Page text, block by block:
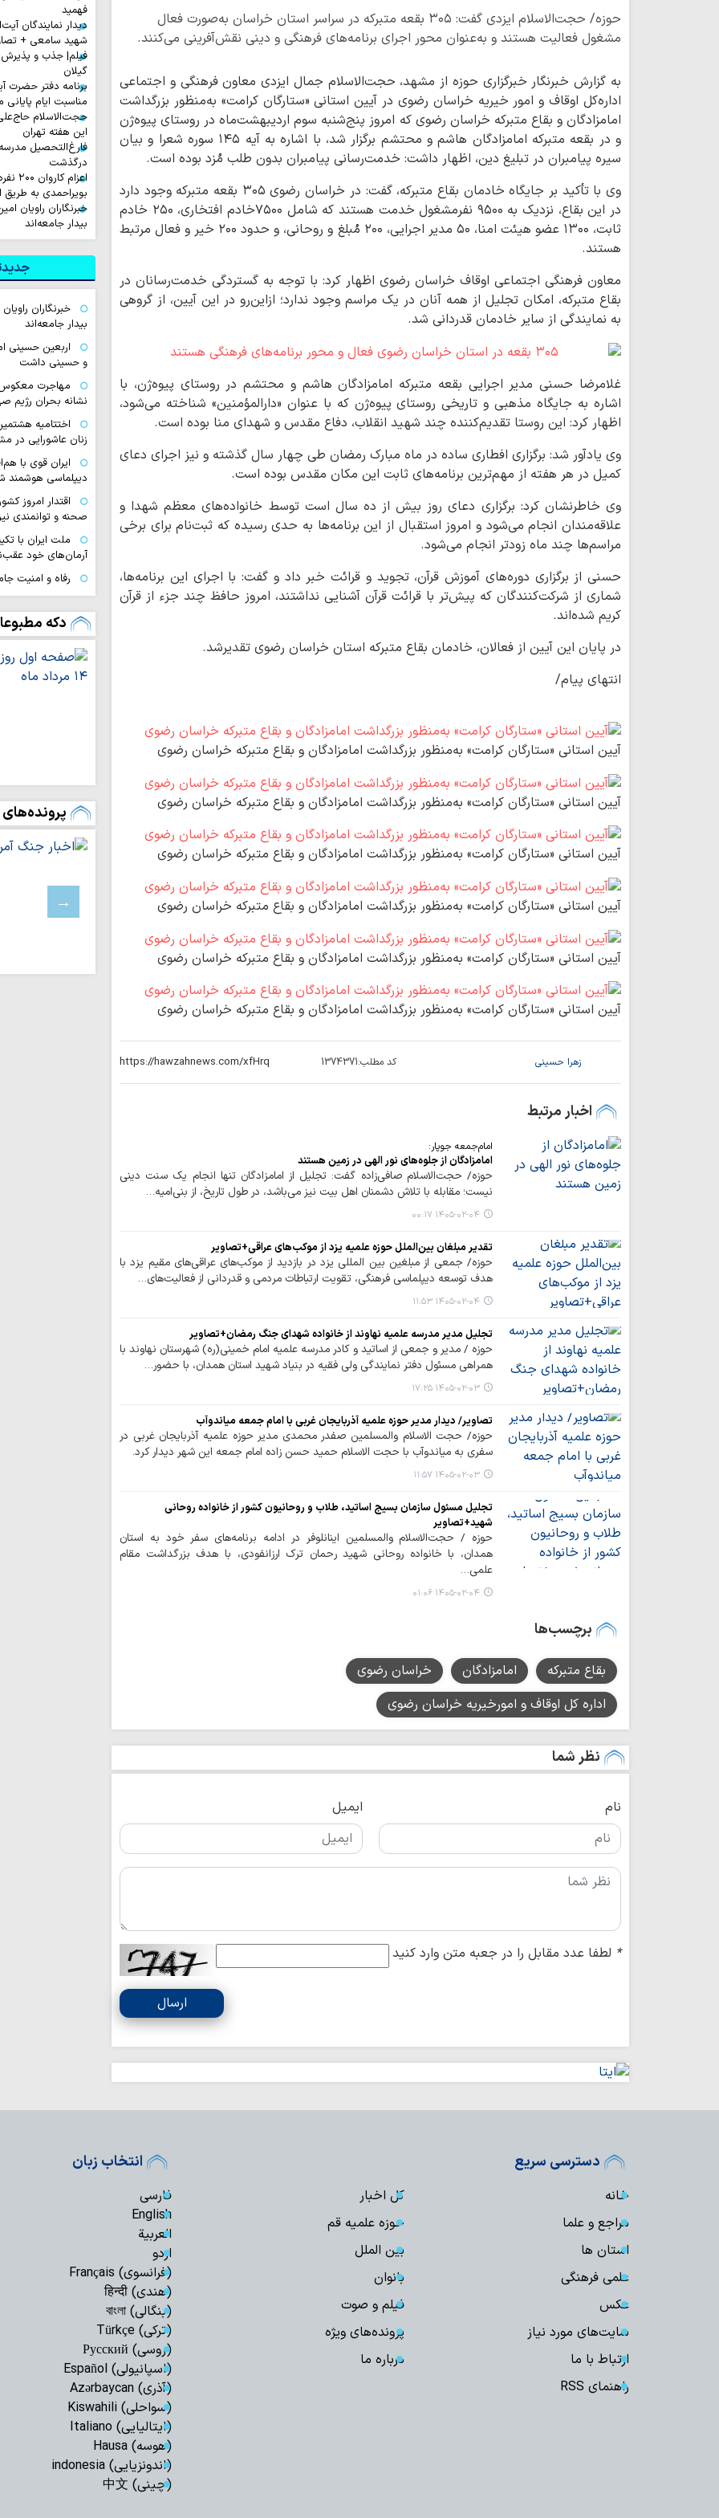
حوزه/ حجت‌الاسلام ایزدی گفت: ۳۰۵ بقعه متبرکه در سراسر استان خراسان به‌صورت فعال
مشغول فعالیت‌ هستند و به‌عنوان محور اجرای برنامه‌های فرهنگی و دینی نقش‌آفرینی می‌کنند.
به گزارش خبرنگار خبرگزاری حوزه از مشهد، حجت‌الاسلام جمال ایزدی معاون فرهنگی و اجتماعی
اداره‌کل اوقاف و امور خیریه خراسان رضوی در آیین استانی «ستارگان کرامت» به‌منظور بزرگداشت
امامزادگان و بقاع متبرکه خراسان رضوی که امروز پنج‌شنبه سوم اردیبهشت‌ماه در روستای پیوه‌ژن
و در بقعه متبرکه امامزادگان هاشم و محتشم برگزار شد، با اشاره به آیه ۱۴۵ سوره شعرا و بیان
سیره پیامبران در تبلیغ دین، اظهار داشت: خدمت‌رسانی پیامبران بدون طلب مُزد بوده است.
وی با تأکید بر جایگاه خادمان بقاع متبرکه، گفت: در خراسان رضوی ۳۰۵ بقعه متبرکه وجود دارد
در این بقاع، نزدیک به ۹۵۰۰ نفرمشغول خدمت‌ هستند که شامل ۷۵۰۰خادم افتخاری، ۲۵۰ خادم
ثابت، ۱۳۰۰ عضو هیئت امنا، ۵۰ مدیر اجرایی، ۲۰۰ مُبلغ و روحانی، و حدود ۲۰۰ خیر و فعال مرتبط
هستند.
معاون فرهنگی اجتماعی اوقاف خراسان رضوی اظهار کرد: با توجه به گستردگی خدمت‌رسانان در
بقاع متبرکه، امکان تجلیل از همه آنان در یک مراسم وجود ندارد؛ ازاین‌رو در این آیین، از گروهی
به نمایندگی از سایر خادمان قدردانی شد.
غلامرضا حسنی مدیر اجرایی بقعه متبرکه امامزادگان هاشم و محتشم در روستای پیوه‌ژن، با
اشاره به جایگاه مذهبی و تاریخی روستای پیوه‌ژن که با عنوان «دارالمؤمنین» شناخته می‌شود،
اظهار کرد: این روستا تقدیم‌کننده چند شهید انقلاب، دفاع مقدس و شهدای منا بوده است.
وی یادآور شد: برگزاری افطاری ساده در ماه مبارک رمضان طی چهار سال گذشته و نیز اجرای دعای
کمیل در هر هفته از مهم‌ترین برنامه‌های ثابت این مکان مقدس بوده است.
وی خاطرنشان کرد: برگزاری دعای روز بیش از ده سال است توسط خانواده‌های معظم شهدا و
علاقه‌مندان انجام می‌شود و امروز استقبال از این برنامه‌ها به حدی رسیده که ثبت‌نام برای برخی
مراسم‌ها چند ماه زودتر انجام می‌شود.
حسنی از برگزاری دوره‌های آموزش قرآن، تجوید و قرائت خبر داد و گفت: با اجرای این برنامه‌ها،
شماری از شرکت‌کنندگان که پیش‌تر با قرائت قرآن آشنایی نداشتند، امروز حافظ چند جزء از قرآن
کریم شده‌اند.
در پایان این آیین از فعالان، خادمان بقاع متبرکه استان خراسان رضوی تقدیرشد.
انتهای پیام/
آیین استانی «ستارگان کرامت» به‌منظور بزرگداشت امامزادگان و بقاع متبرکه خراسان رضوی
آیین استانی «ستارگان کرامت» به‌منظور بزرگداشت امامزادگان و بقاع متبرکه خراسان رضوی
آیین استانی «ستارگان کرامت» به‌منظور بزرگداشت امامزادگان و بقاع متبرکه خراسان رضوی
آیین استانی «ستارگان کرامت» به‌منظور بزرگداشت امامزادگان و بقاع متبرکه خراسان رضوی
آیین استانی «ستارگان کرامت» به‌منظور بزرگداشت امامزادگان و بقاع متبرکه خراسان رضوی
آیین استانی «ستارگان کرامت» به‌منظور بزرگداشت امامزادگان و بقاع متبرکه خراسان رضوی
زهرا حسینی کد مطلب:1374371
اخبار مرتبط
امام‌جمعه جوپار:
امامزادگان از جلوه‌های نور الهی در زمین هستند
حوزه/ حجت‌الاسلام صافی‌زاده گفت: تجلیل از امامزادگان تنها انجام یک سنت دینی
نیست؛ مقابله با تلاش دشمنان اهل بیت نیز می‌باشد، در طول تاریخ، از بنی‌امیه…
۱۴۰۵-۰۲-۰۴ ۰۰:۱۷
تقدیر مبلغان بین‌الملل حوزه علمیه یزد از موکب‌های عراقی+تصاویر
حوزه/ جمعی از مبلغین بین المللی یزد در بازدید از موکب‌های عراقی‌های مقیم یزد با
هدف توسعه دیپلماسی فرهنگی، تقویت ارتباطات مردمی و قدردانی از فعالیت‌های…
۱۴۰۵-۰۲-۰۴ ۱۱:۵۳
تجلیل مدیر مدرسه علمیه نهاوند از خانواده شهدای جنگ رمضان+تصاویر
حوزه / مدیر و جمعی از اساتید و کادر مدرسه علمیه امام خمینی‌(ره) شهرستان نهاوند با
همراهی مسئول دفتر نمایندگی ولی فقیه در بنیاد شهید استان همدان، با حضور…
۱۴۰۵-۰۲-۰۳ ۱۷:۲۵
تصاویر/ دیدار مدیر حوزه علمیه آذربایجان غربی با امام جمعه میاندوآب
حوزه/ حجت‌ الاسلام والمسلمین صفدر محمدی مدیر حوزه علمیه آذربایجان غربی در
سفری به میاندوآب با حجت‌ الاسلام حمید حسن زاده امام جمعه این شهر دیدار کرد.
۱۴۰۵-۰۲-۰۳ ۱۱:۵۷
تجلیل مسئول سازمان بسیج اساتید، طلاب و روحانیون کشور از خانواده روحانی
شهید+تصاویر
حوزه / حجت‌الاسلام والمسلمین اینانلوفر در ادامه برنامه‌های سفر خود به استان
همدان، با خانواده روحانی شهید رحمان ترک ارزانفودی، با هدف بزرگداشت مقام
علمی…
۱۴۰۵-۰۲-۰۴ ۰۱:۰۶
برچسب‌ها
بقاع متبرکه امامزادگان
خراسان رضوی
اداره کل اوقاف و امورخیریه خراسان رضوی
نظر شما
نام ایمیل
* لطفا عدد مقابل را در جعبه متن وارد کنید
ارسال
فهمید
دیدار نمایندگان
شهید سامعی +
فیلم| جذب و پذیرش
گیلان
برنامه دفتر حضرت
مناسبت ایام پایانی
حجت‌الاسلام
این هفته تهران
فارغ‌التحصیل
درگذشت
بویراحمدی به
خبرنگاران راویان
بیدار جامعه‌اند
خبرنگاران
بیدار جامعه‌اند
اربعین حسینی
و حسینی داشت
مهاجرت معکوس
نشانه بحران رژیم
اختتامیه
زنان عاشورایی در
ایران قوی با
دیپلماسی هوشمند
اقتدار امروز
صحنه و توانمندی
ملت ایران با
آرمان‌های خود
رفاه و امنیت
وحدت و اتحاد
تداوم تجاوزات
لبنان
مسلمانان
سخت
زانو درآمدن
واکنش علمای
حاکم این کشور
آمریکا در برابر
به سوی یک
عادی‌سازی روابط
تهدیدهای جهانی
دکه
پرونده‌های
دسترسی سریع
خانه
کل اخبار
مراجع و علما
حوزه علمیه قم
استان ها
بین الملل
علمی فرهنگی
بانوان
عکس
فیلم و صوت
سایت‌های مورد نیاز
پرونده‌های ویژه
ارتباط با ما
درباره ما
راهنمای RSS
انتخاب زبان
فارسی
English
العربیة
اردو
(فرانسوی) Français
(هندی) हिन्दी
(بنگالی) বাংলা
(ترکی) Türkçe
(روسی) Русский
(اسپانیولی) Español
(آذری) Azərbaycan
(سواحلی) Kiswahili
(ایتالیایی) Italiano
(هوسه) Hausa
(اندونزیایی) indonesia
(چینی) 中文